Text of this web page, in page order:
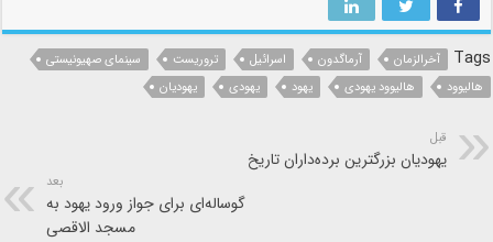
Tags آخرالزمان آرماگدون اسرائیل تروریست
سینمای صهیونیستی
هالیوود
هالیوود یهودی یهود یهودی یهودیان
قبل
یهودیان بزرگترین برده‌داران تاریخ
بعد
گوساله‌ای برای جواز ورود یهود به
مسجد الاقصی